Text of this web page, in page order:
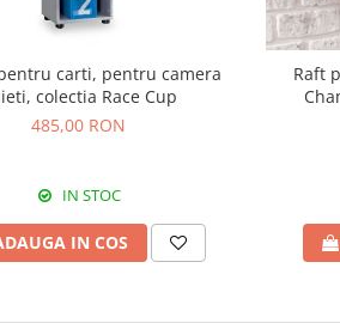
carti, pentru camera
colectia Race Cup
485,00 RON
IN STOC
IN COS
Raft